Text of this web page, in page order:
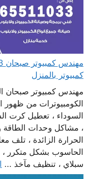
كمبيوتر بالمنزل
مهندس كمبيوتر صبحان
الكومبيوترات من ظهور
السوداء ، تعطيل كرت
، مشاكل وحدات الطاقة
الحرارة الزائدة ، تلف
الحاسوب بشكل متكرر ،
سبلاي ، تنظيف مآخذ ...